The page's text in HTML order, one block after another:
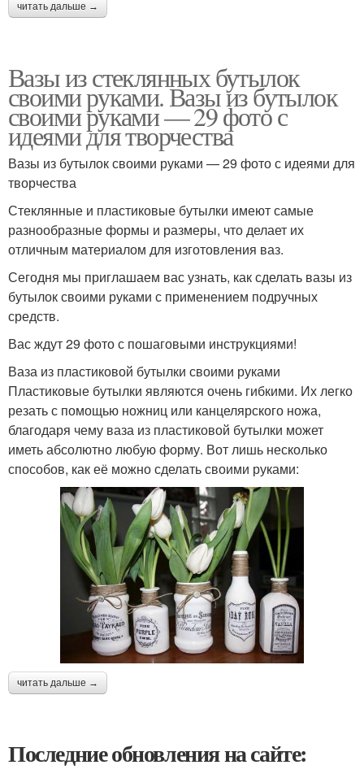
читать дальше →
Вазы из стеклянных бутылок
своими руками. Вазы из бутылок
своими руками — 29 фото с
идеями для творчества
Вазы из бутылок своими руками — 29 фото с идеями для
творчества
Стеклянные и пластиковые бутылки имеют самые
разнообразные формы и размеры, что делает их
отличным материалом для изготовления ваз.
Сегодня мы приглашаем вас узнать, как сделать вазы из
бутылок своими руками с применением подручных
средств.
Вас ждут 29 фото с пошаговыми инструкциями!
Ваза из пластиковой бутылки своими руками
Пластиковые бутылки являются очень гибкими. Их легко
резать с помощью ножниц или канцелярского ножа,
благодаря чему ваза из пластиковой бутылки может
иметь абсолютно любую форму. Вот лишь несколько
способов, как её можно сделать своими руками:
читать дальше →
Последние обновления на сайте: